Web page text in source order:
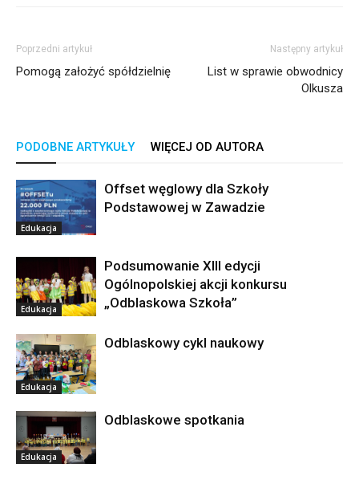
Poprzedni artykuł
Pomogą założyć spółdzielnię
Następny artykuł
List w sprawie obwodnicy
Olkusza
PODOBNE ARTYKUŁY WIĘCEJ OD AUTORA
Edukacja
Offset węglowy dla Szkoły
Podstawowej w Zawadzie
Edukacja
Podsumowanie XIII edycji
Ogólnopolskiej akcji konkursu
„Odblaskowa Szkoła”
Edukacja
Odblaskowy cykl naukowy
Edukacja
Odblaskowe spotkania